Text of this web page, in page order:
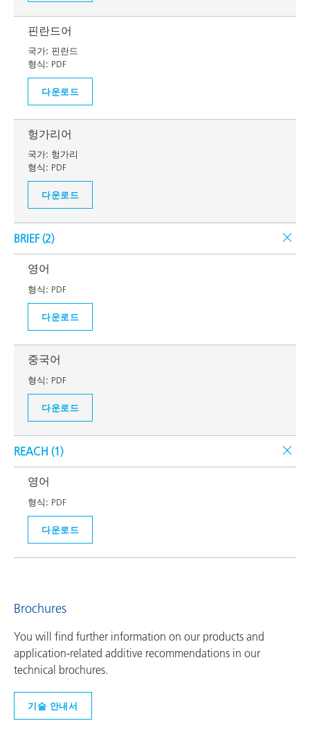
핀란드어
국가: 핀란드
형식: PDF
다운로드
헝가리어
국가: 헝가리
형식: PDF
다운로드
BRIEF (2)
영어
형식: PDF
다운로드
중국어
형식: PDF
다운로드
REACH (1)
영어
형식: PDF
다운로드
Brochures
You will find further information on our products and
application-related additive recommendations in our
technical brochures.
기술 안내서